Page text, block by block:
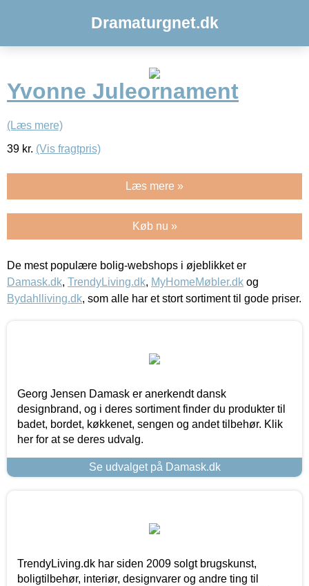
Dramaturgnet.dk
Yvonne Juleornament
(Læs mere)
39 kr. (Vis fragtpris)
Læs mere »
Køb nu »
De mest populære bolig-webshops i øjeblikket er
Damask.dk, TrendyLiving.dk, MyHomeMøbler.dk og
Bydahlliving.dk, som alle har et stort sortiment til gode priser.
Georg Jensen Damask er anerkendt dansk
designbrand, og i deres sortiment finder du produkter til
badet, bordet, køkkenet, sengen og andet tilbehør. Klik
her for at se deres udvalg.
Se udvalget på Damask.dk
TrendyLiving.dk har siden 2009 solgt brugskunst,
boligtilbehør, interiør, designvarer og andre ting til